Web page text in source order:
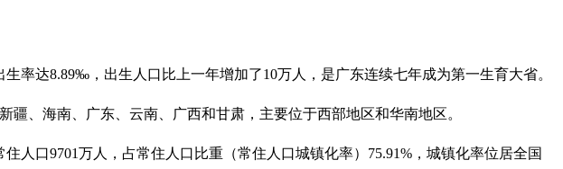
率达8.89‰，出生人口比上一年增加了10万人，是广东连续七年成为第一生育大省。
、海南、广东、云南、广西和甘肃，主要位于西部地区和华南地区。
人口9701万人，占常住人口比重（常住人口城镇化率）75.91%，城镇化率位居全国